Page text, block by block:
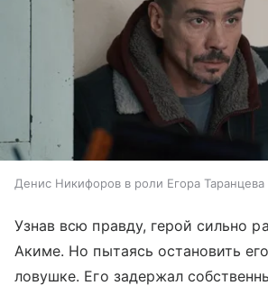
Денис Никифоров в роли Егора Таранцева
Узнав всю правду, герой сильно
Акиме. Но пытаясь остановить
ловушке. Его задержал